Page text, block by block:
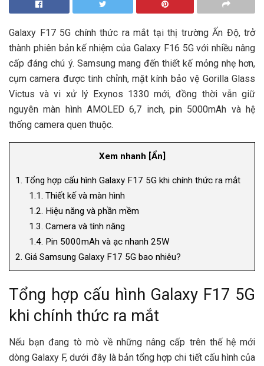
Galaxy F17 5G chính thức ra mắt tại thị trường Ấn Độ, trở
thành phiên bản kế nhiệm của Galaxy F16 5G với nhiều nâng
cấp đáng chú ý. Samsung mang đến thiết kế mỏng nhẹ hơn,
cụm camera được tinh chỉnh, mặt kính bảo vệ Gorilla Glass
Victus và vi xử lý Exynos 1330 mới, đồng thời vẫn giữ
nguyên màn hình AMOLED 6,7 inch, pin 5000mAh và hệ
thống camera quen thuộc.
Xem nhanh [Ẩn]
1. Tổng hợp cấu hình Galaxy F17 5G khi chính thức ra mắt
1.1. Thiết kế và màn hình
1.2. Hiệu năng và phần mềm
1.3. Camera và tính năng
1.4. Pin 5000mAh và ạc nhanh 25W
2. Giá Samsung Galaxy F17 5G bao nhiêu?
Tổng hợp cấu hình Galaxy F17 5G
khi chính thức ra mắt
Nếu bạn đang tò mò về những nâng cấp trên thế hệ mới
dòng Galaxy F, dưới đây là bản tổng hợp chi tiết cấu hình của